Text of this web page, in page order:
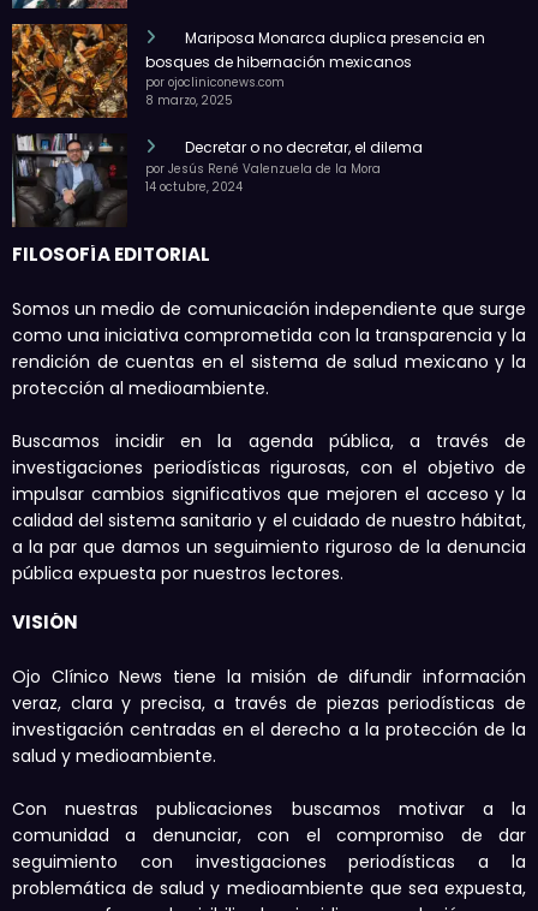
Mariposa Monarca duplica presencia en
bosques de hibernación mexicanos
por ojocliniconews.com
8 marzo, 2025
Decretar o no decretar, el dilema
por Jesús René Valenzuela de la Mora
14 octubre, 2024
FILOSOFÍA EDITORIAL
Somos un medio de comunicación independiente que surge
como una iniciativa comprometida con la transparencia y la
rendición de cuentas en el sistema de salud mexicano y la
protección al medioambiente.
Buscamos incidir en la agenda pública, a través de
investigaciones periodísticas rigurosas, con el objetivo de
impulsar cambios significativos que mejoren el acceso y la
calidad del sistema sanitario y el cuidado de nuestro hábitat,
a la par que damos un seguimiento riguroso de la denuncia
pública expuesta por nuestros lectores.
VISIÓN
Ojo Clínico News tiene la misión de difundir información
veraz, clara y precisa, a través de piezas periodísticas de
investigación centradas en el derecho a la protección de la
salud y medioambiente.
Con nuestras publicaciones buscamos motivar a la
comunidad a denunciar, con el compromiso de dar
seguimiento con investigaciones periodísticas a la
problemática de salud y medioambiente que sea expuesta,